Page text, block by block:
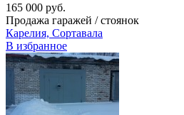
165 000 руб.
Продажа гаражей / стоянок
Карелия, Сортавала
В избранное